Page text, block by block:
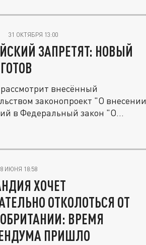
31 ОКТЯБРЯ 13:00
ЗАПРЕТЯТ: НОВЫЙ
внесённый
законопроект "О внесении
в Федеральный закон "О...
ИЮНЯ 18:58
ХОЧЕТ
ОТКОЛОТЬСЯ ОТ
ВРЕМЯ
ПРИШЛО